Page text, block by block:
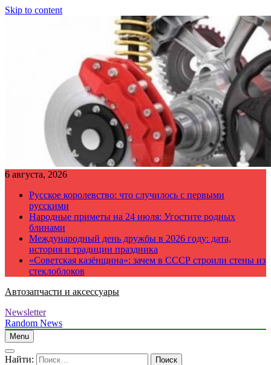
Skip to content
6 августа, 2026
Русское королевство: что случилось с первыми
русскими
Народные приметы на 24 июля: Угостите родных
блинами
Международный день дружбы в 2026 году: дата,
история и традиции праздника
«Советская казёнщина»: зачем в СССР строили стены из
стеклоблоков
Автозапчасти и аксессуары
Newsletter
Random News
Menu
Найти: